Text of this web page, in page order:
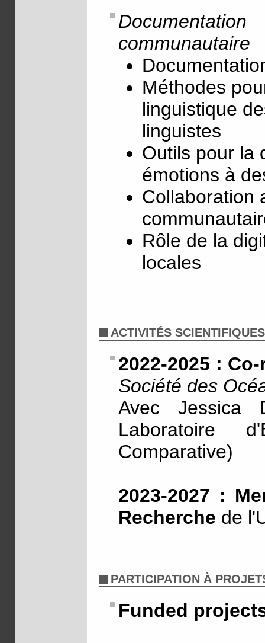
communautaire
Méthodes
linguistique
linguistes
Outils pour la
émotions à
Collaboration
Rôle de la
locales
ACTIVITÉS SCIENTIFIQUES
2022-2025 :
Société des
Avec Jessica
Laboratoire
Comparative)
2023-2027 :
Recherche de
PARTICIPATION À
Funded